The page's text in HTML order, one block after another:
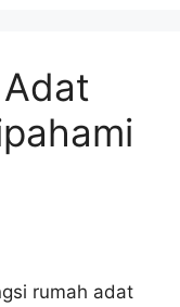
rumah adat